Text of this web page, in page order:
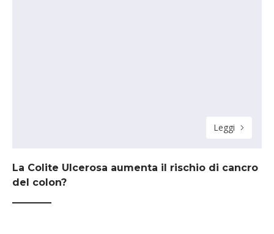
Leggi
La Colite Ulcerosa aumenta il rischio di cancro
del colon?